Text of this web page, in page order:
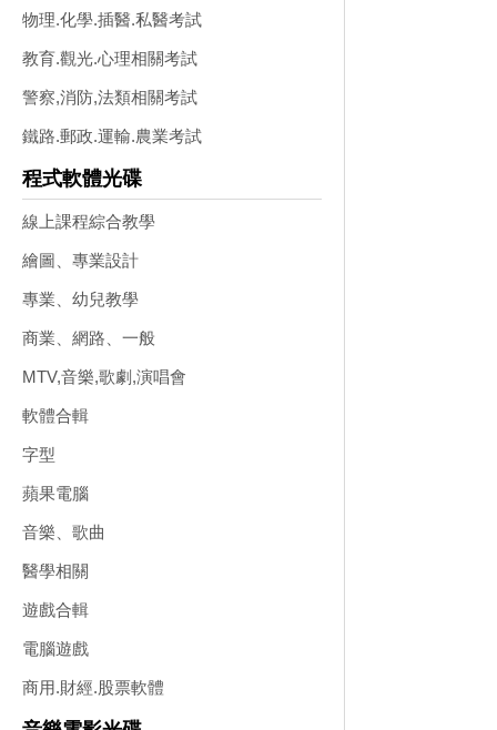
物理.化學.插醫.私醫考試
教育.觀光.心理相關考試
警察,消防,法類相關考試
鐵路.郵政.運輸.農業考試
程式軟體光碟
線上課程綜合教學
繪圖、專業設計
專業、幼兒教學
商業、網路、一般
MTV,音樂,歌劇,演唱會
軟體合輯
字型
蘋果電腦
音樂、歌曲
醫學相關
遊戲合輯
電腦遊戲
商用.財經.股票軟體